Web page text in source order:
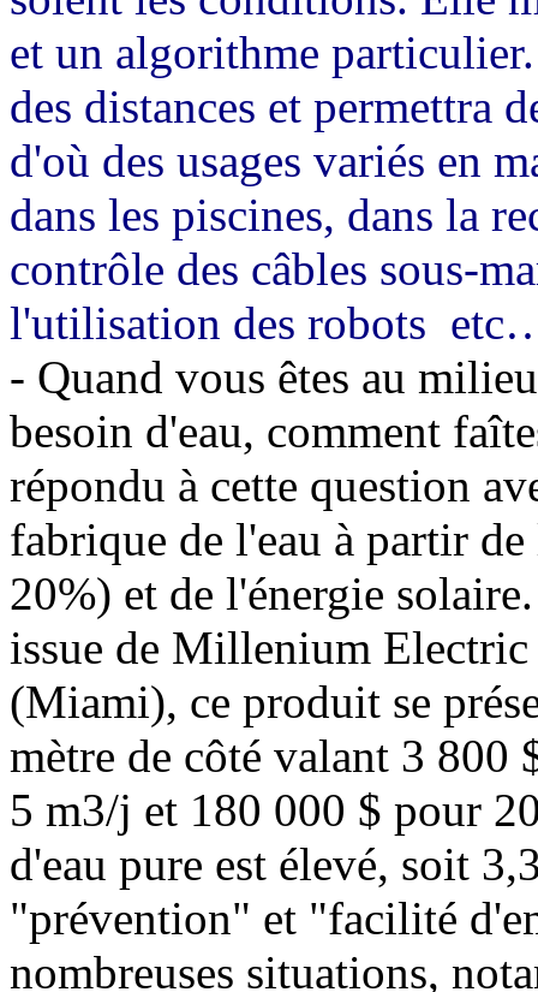
et un algorithme
des distances et permettra
d'où des usages variés en
dans les piscines, dans la
contrôle des câbles sous-
l'utilisation des robots
- Quand vous êtes au
besoin d'eau, comment
répondu à cette question
fabrique de l'eau à partir
20%) et de l'énergie
issue de Millenium
(Miami), ce produit se
mètre de côté valant 3
5 m3/j et 180 000 $ pour
d'eau pure est élevé, soit
"prévention" et "facilité
nombreuses situations,